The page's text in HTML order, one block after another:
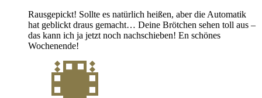
Rausgepickt! Sollte es natürlich heißen, aber die Automatik
hat geblickt draus gemacht… Deine Brötchen sehen toll aus –
das kann ich ja jetzt noch nachschieben! En schönes
Wochenende!